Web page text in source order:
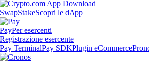
SwapStakeScopri le dApp
PayPer esercenti
Registrazione esercente
Pay TerminalPay SDKPlugin eCommerce